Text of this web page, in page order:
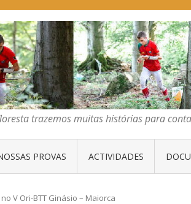
ORIENTAÇÃO DO CENTRO
muitas histórias para contar, mas não
trazemos muitas histórias para
PROVAS ACTIVIDADES
V Ori-BTT Ginásio – Maiorca